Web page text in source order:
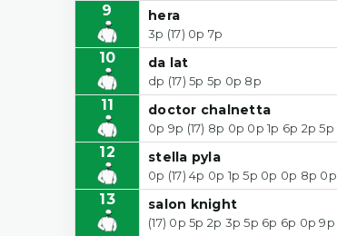
9 hera
3p (17) 0p 7p
10 da lat
dp (17) 5p 5p 0p 8p
11 doctor chalnetta
0p 9p (17) 8p 0p 0p 1p 6p 2p 5p
12 stella pyla
0p (17) 4p 0p 1p 5p 0p 0p 8p 0p
13 salon knight
(17) 0p 5p 2p 3p 5p 6p 6p 0p 9p